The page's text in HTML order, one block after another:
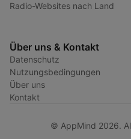
Radio-Websites nach Land
Über uns & Kontakt
Datenschutz
Nutzungsbedingungen
Über uns
Kontakt
© AppMind 2026.